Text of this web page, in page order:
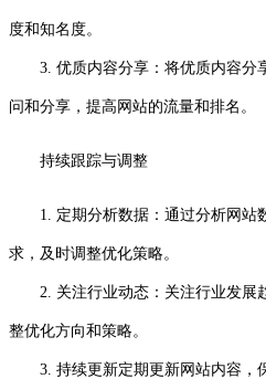
度和知名度。
3. 优质内容分享：将优质内容分
问和分享，提高网站的流量和排名。
持续跟踪与调整
1. 定期分析数据：通过分析网站
求，及时调整优化策略。
2. 关注行业动态：关注行业发展
整优化方向和策略。
3. 持续更新定期更新网站内容，